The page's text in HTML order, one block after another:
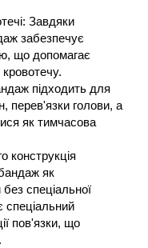
Завдяки
забезпечує
що допомагає
підходить для
перев'язки голови, а
як тимчасова
конструкція
як
спеціальної
спеціальний
пов'язки, що